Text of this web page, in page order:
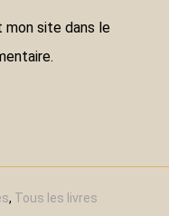
mon site dans le
, Tous les livres